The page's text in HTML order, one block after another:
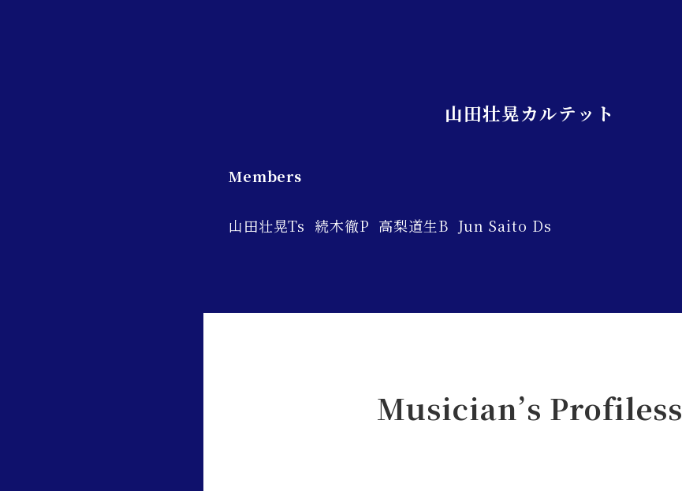
山田壮晃カルテット
Members
山田壮晃Ts 続木徹P 高梨道生B Jun Saito Ds
Musician’s Profiless